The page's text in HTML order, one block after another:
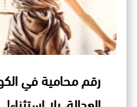
رقم محامية في